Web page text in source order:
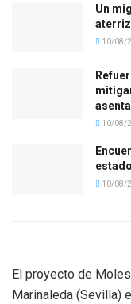
Un
10/08/
10/08/
10/08/
El proyecto de
Marinaleda (Sevilla)